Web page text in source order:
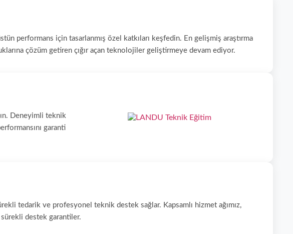
performans için tasarlanmış özel katkıları keşfedin. En gelişmiş araştırma
çözüm getiren çığır açan teknolojiler geliştirmeye devam ediyor.
Deneyimli teknik
garanti
tedarik ve profesyonel teknik destek sağlar. Kapsamlı hizmet ağımız,
destek garantiler.